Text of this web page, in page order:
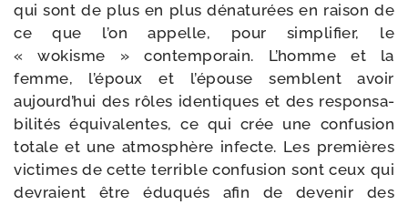
qui sont de plus en plus déna­tu­rées en rai­son de
ce que l’on appelle, pour sim­pli­fier, le
« wokisme » contem­po­rain. L’homme et la
femme, l’époux et l’épouse semblent avoir
aujourd’hui des rôles iden­tiques et des res­pon­sa­
bi­li­tés équi­va­lentes, ce qui crée une confu­sion
totale et une atmo­sphère infecte. Les pre­mières
vic­times de cette ter­rible confu­sion sont ceux qui
devraient être édu­qués afin de deve­nir des